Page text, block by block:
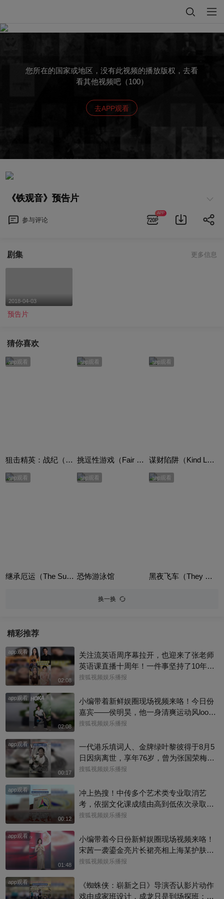
您所在的国家或地区，没有此视频的播放版权，去看
看其他视频吧（100）
去APP观看
《铁观音》预告片
参与评论
APP
剧集 更多信息
2018-04-03
预告片
猜你喜欢
app观看
狙击精英：战纪（Sniper: Legacy）
app观看
挑逗性游戏（Fair Game）
app观看
谋财陷阱（Kind Lady）
app观看
继承厄运（The Successor）
app观看
恐怖游泳馆
app观看
黑夜飞车（They Drive By Night）
换一换
精彩推荐
app观看
02:08
关注流英语周序幕拉开，也迎来了张老师
英语课直播十周年！一件事坚持了10年真
的太酷了，大家有没有跟着张老师的课
实也藏着不少口语大神，他们一开口就对
味儿了，飙英文的片段甚至堪比口语范
本。今天咱们盘点英文输出质感拉满的艺
编一起来感受下什么叫开口即高级吧！@
张朝阳 @张朝阳的英语课 @麦小麦 @搜
狐先知道 @千里眼小当家 @高速公鹿 @
阿畅酷酷的 @小丰本丰 @小申小申 @刘
一杯 @Jen的很AI @一张大脸 @团子摘星
星 @元气小梨 @三三及里 @小纪炖蘑菇
@吃喝玩乐找阿眉 @周沫Momo @小K财
小超人 @摸鱼兄弟 @直播狐 @小狐 @努
力学习的总结侠
搜狐视频娱乐播报
app观看
02:08
小编带着新鲜娱圈现场视频来咯！今日份
嘉宾——侯明昊，他一身清爽运动风look
现身上海新天地，活力满满，活动上，小
版视频吧！
搜狐视频娱乐播报
app观看
00:17
一代港乐填词人、金牌绿叶黎彼得于8月5
日因病离世，享年76岁，曾为张国荣梅艳
芳歌曲填词，也曾参演《逃学威龙》《鹿
填词到幕前演戏，他把自己活成了香港流
行文化的一个符号。一路走好！
搜狐视频娱乐播报
app观看
00:12
冲上热搜！中传多个艺术类专业取消艺
考，依据文化课成绩由高到低依次录取，
校方工作人员回复称：并不是取消艺考，
搜狐视频娱乐播报
app观看
01:48
小编带着今日份新鲜娱圈现场视频来咯！
宋茜一袭鎏金亮片长裙亮相上海某护肤品
牌举办的新品发布会，活动上，她教学护
有哪些趣事吧#宋茜
搜狐视频娱乐播报
app观看
《蜘蛛侠：崭新之日》导演否认影片动作
戏由成家班设计，成龙只是到场探班；本